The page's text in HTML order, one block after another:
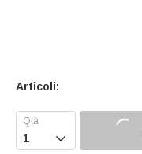
Articoli:
